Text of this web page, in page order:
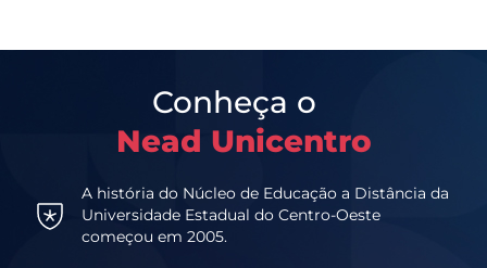
Conheça o
Nead Unicentro
A história do Núcleo de Educação a Distância da
Universidade Estadual do Centro-Oeste
começou em 2005.